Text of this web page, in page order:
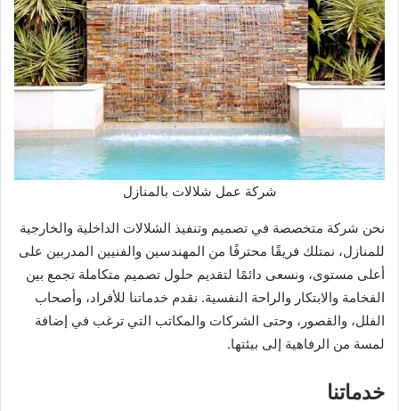
شركة عمل شلالات بالمنازل
نحن شركة متخصصة في تصميم وتنفيذ الشلالات الداخلية والخارجية
للمنازل، نمتلك فريقًا محترفًا من المهندسين والفنيين المدربين على
أعلى مستوى، ونسعى دائمًا لتقديم حلول تصميم متكاملة تجمع بين
الفخامة والابتكار والراحة النفسية. نقدم خدماتنا للأفراد، وأصحاب
الفلل، والقصور، وحتى الشركات والمكاتب التي ترغب في إضافة
لمسة من الرفاهية إلى بيئتها.
خدماتنا